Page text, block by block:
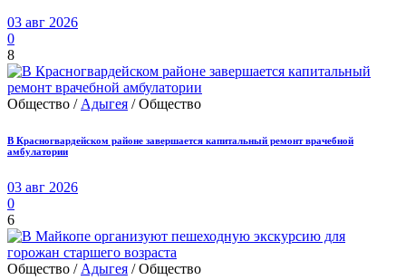
03 авг 2026
0
8
Общество / Адыгея / Общество
В Красногвардейском районе завершается капитальный ремонт врачебной
амбулатории
03 авг 2026
0
6
Общество / Адыгея / Общество